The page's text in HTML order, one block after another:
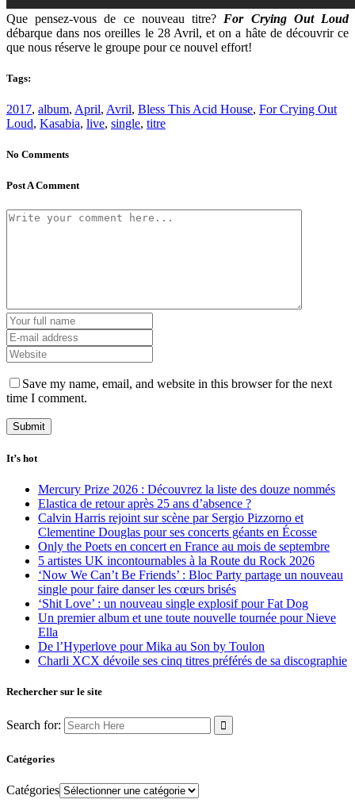
Que pensez-vous de ce nouveau titre? For Crying Out Loud
débarque dans nos oreilles le 28 Avril, et on a hâte de découvrir ce
que nous réserve le groupe pour ce nouvel effort!
Tags:
2017, album, April, Avril, Bless This Acid House, For Crying Out
Loud, Kasabia, live, single, titre
No Comments
Post A Comment
Save my name, email, and website in this browser for the next
time I comment.
It’s hot
Mercury Prize 2026 : Découvrez la liste des douze nommés
Elastica de retour après 25 ans d’absence ?
Calvin Harris rejoint sur scène par Sergio Pizzorno et
Clementine Douglas pour ses concerts géants en Écosse
Only the Poets en concert en France au mois de septembre
5 artistes UK incontournables à la Route du Rock 2026
‘Now We Can’t Be Friends’ : Bloc Party partage un nouveau
single pour faire danser les cœurs brisés
‘Shit Love’ : un nouveau single explosif pour Fat Dog
Un premier album et une toute nouvelle tournée pour Nieve
Ella
De l’Hyperlove pour Mika au Son by Toulon
Charli XCX dévoile ses cinq titres préférés de sa discographie
Rechercher sur le site
Search for:
Catégories
Catégories